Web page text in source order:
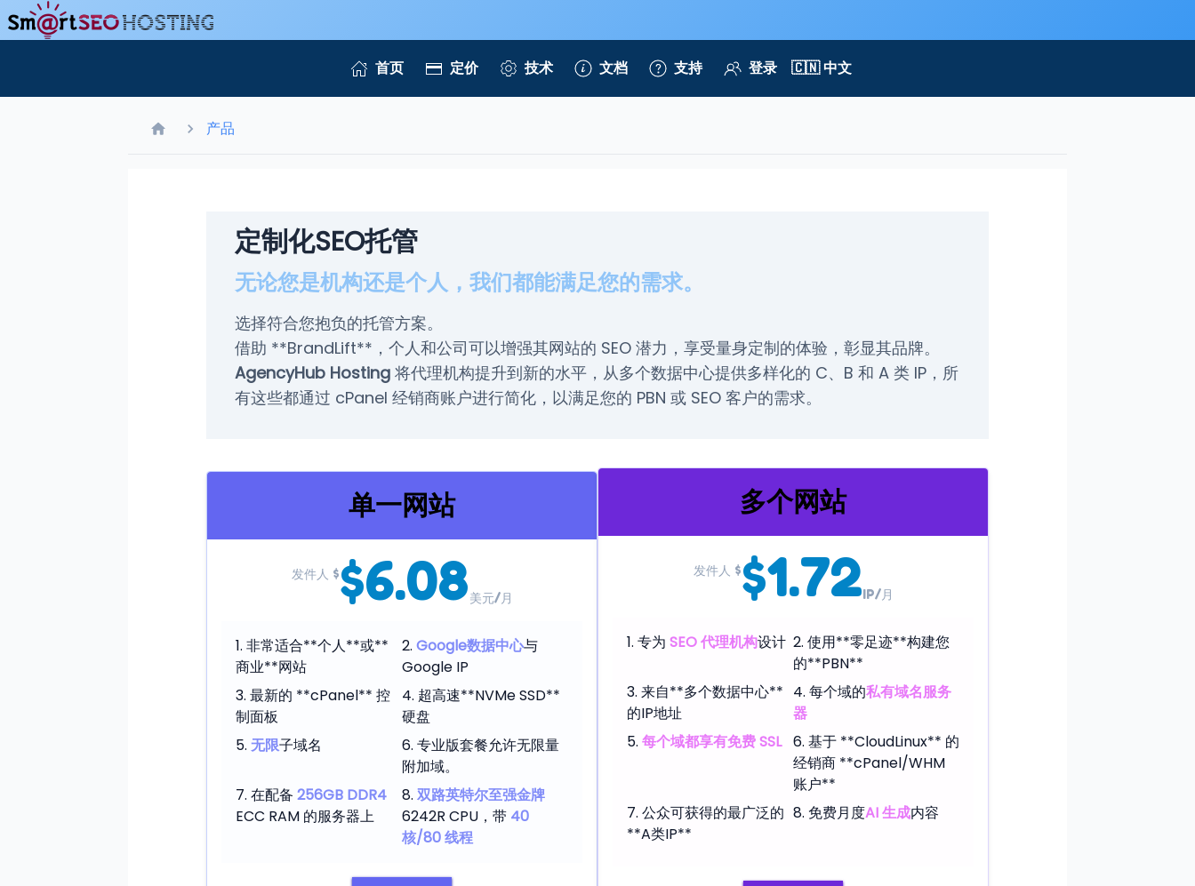
首页 定价 技术 文档 支持 登录 🇨🇳 中文
产品
定制化SEO托管
无论您是机构还是个人，我们都能满足您的需求。
选择符合您抱负的托管方案。
借助 **BrandLift**，个人和公司可以增强其网站的 SEO 潜力，享受量身定制的体验，彰显其品牌。
AgencyHub Hosting 将代理机构提升到新的水平，从多个数据中心提供多样化的 C、B 和 A 类 IP，所
有这些都通过 cPanel 经销商账户进行简化，以满足您的 PBN 或 SEO 客户的需求。
单一网站
发件人 $$6.08美元/月
非常适合**个人**或**
商业**网站
Google数据中心与
Google IP
最新的 **cPanel** 控
制面板
超高速**NVMe SSD**
硬盘
无限子域名
专业版套餐允许无限量
附加域。
在配备 256GB DDR4
ECC RAM 的服务器上
双路英特尔至强金牌
6242R CPU，带 40
核/80 线程
多个网站
发件人 $$1.72IP/月
专为 SEO 代理机构设计
使用**零足迹**构建您
的**PBN**
来自**多个数据中心**
的IP地址
每个域的私有域名服务
器
每个域都享有免费 SSL
基于 **CloudLinux** 的
经销商 **cPanel/WHM
账户**
公众可获得的最广泛的
**A类IP**
免费月度AI 生成内容